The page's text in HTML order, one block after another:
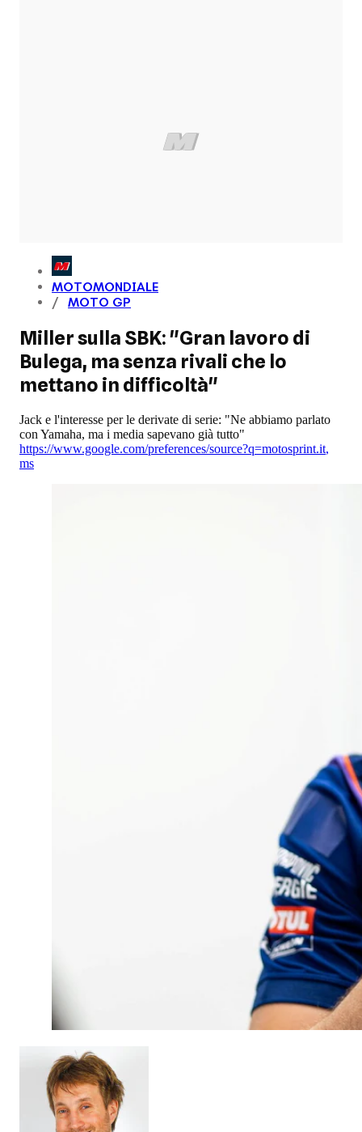
MOTOMONDIALE
MOTO GP
Miller sulla SBK: "Gran lavoro di
Bulega, ma senza rivali che lo
mettano in difficoltà"
Jack e l'interesse per le derivate di serie: "Ne abbiamo parlato
con Yamaha, ma i media sapevano già tutto"
https://www.google.com/preferences/source?q=motosprint.it,
ms